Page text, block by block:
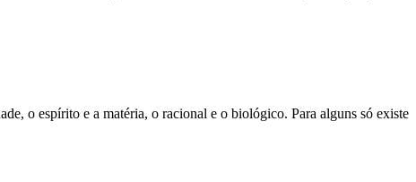
o espírito e a matéria, o racional e o biológico. Para alguns só existe